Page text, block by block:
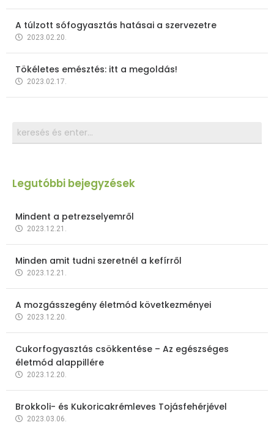
A túlzott sófogyasztás hatásai a szervezetre
2023.02.20.
Tökéletes emésztés: itt a megoldás!
2023.02.17.
Legutóbbi bejegyzések
Mindent a petrezselyemről
2023.12.21.
Minden amit tudni szeretnél a kefírről
2023.12.21.
A mozgásszegény életmód következményei
2023.12.20.
Cukorfogyasztás csökkentése – Az egészséges
életmód alappillére
2023.12.20.
Brokkoli- és Kukoricakrémleves Tojásfehérjével
2023.03.06.